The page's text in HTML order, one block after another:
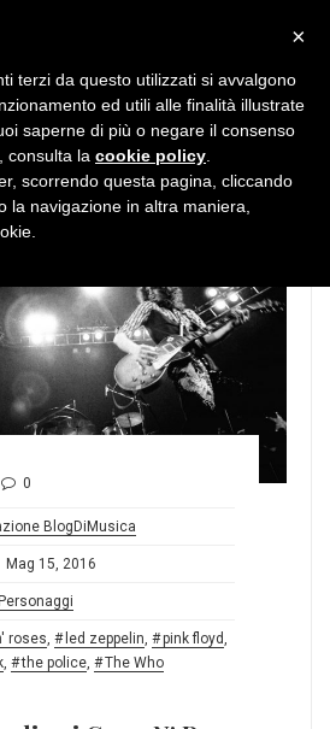
0
BlogDiMusica
Mag 15, 2016
Personaggi
roses, led zeppelin, pink floyd,
, the police, The Who
×
terzi da questo utilizzati si avvalgono
ed utili alle finalità illustrate
saperne di più o negare il consenso
consulta la cookie policy
scorrendo questa pagina, cliccando
la navigazione in altra maniera,